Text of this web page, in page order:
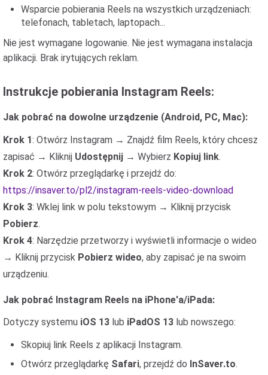
Wsparcie pobierania Reels na wszystkich urządzeniach:
telefonach, tabletach, laptopach...
Nie jest wymagane logowanie. Nie jest wymagana instalacja
aplikacji. Brak irytujących reklam.
Instrukcje pobierania Instagram Reels:
Jak pobrać na dowolne urządzenie (Android, PC, Mac):
Krok 1: Otwórz Instagram → Znajdź film Reels, który chcesz
zapisać → Kliknij Udostępnij → Wybierz Kopiuj link.
Krok 2: Otwórz przeglądarkę i przejdź do:
https://insaver.to/pl2/instagram-reels-video-download
Krok 3: Wklej link w polu tekstowym → Kliknij przycisk
Pobierz.
Krok 4: Narzędzie przetworzy i wyświetli informacje o wideo
→ Kliknij przycisk Pobierz wideo, aby zapisać je na swoim
urządzeniu.
Jak pobrać Instagram Reels na iPhone'a/iPada:
Dotyczy systemu iOS 13 lub iPadOS 13 lub nowszego:
Skopiuj link Reels z aplikacji Instagram.
Otwórz przeglądarkę Safari, przejdź do InSaver.to.